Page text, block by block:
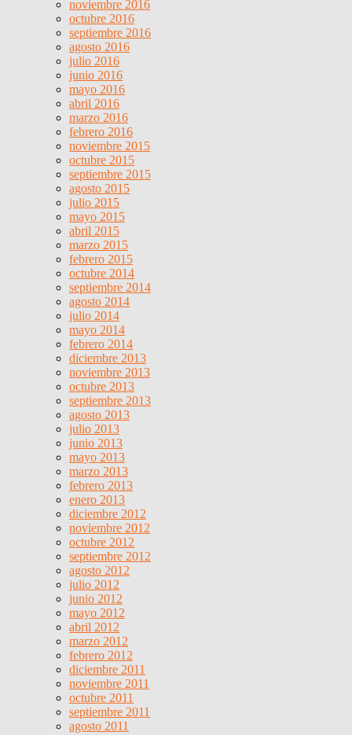
noviembre 2016
octubre 2016
septiembre 2016
agosto 2016
julio 2016
junio 2016
mayo 2016
abril 2016
marzo 2016
febrero 2016
noviembre 2015
octubre 2015
septiembre 2015
agosto 2015
julio 2015
mayo 2015
abril 2015
marzo 2015
febrero 2015
octubre 2014
septiembre 2014
agosto 2014
julio 2014
mayo 2014
febrero 2014
diciembre 2013
noviembre 2013
octubre 2013
septiembre 2013
agosto 2013
julio 2013
junio 2013
mayo 2013
marzo 2013
febrero 2013
enero 2013
diciembre 2012
noviembre 2012
octubre 2012
septiembre 2012
agosto 2012
julio 2012
junio 2012
mayo 2012
abril 2012
marzo 2012
febrero 2012
diciembre 2011
noviembre 2011
octubre 2011
septiembre 2011
agosto 2011